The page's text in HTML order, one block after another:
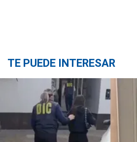
TE PUEDE INTERESAR